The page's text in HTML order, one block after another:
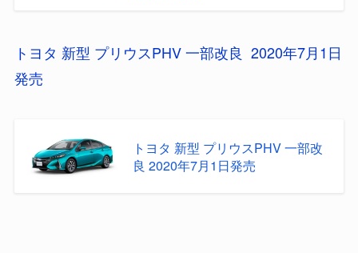
トヨタ 新型 プリウスPHV 一部改良 2020年7月1日
発売
トヨタ 新型 プリウスPHV 一部改
良 2020年7月1日発売